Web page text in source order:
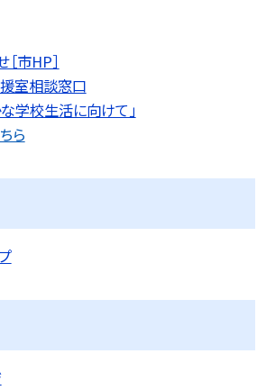
市HP］
室相談窓口
学校生活に向けて」
ら